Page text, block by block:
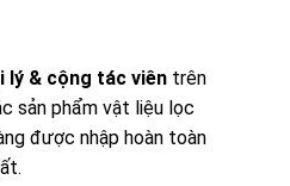
lý & cộng tác viên trên
sản phẩm vật liệu lọc
được nhập hoàn toàn